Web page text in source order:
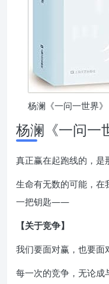
杨澜《一问一世界》
杨澜《一问一
真正赢在起跑线的，是
生命有无数的可能，在
一把钥匙——
【关于竞争】
我们要面对赢，也要面
每一次的竞争，无论成